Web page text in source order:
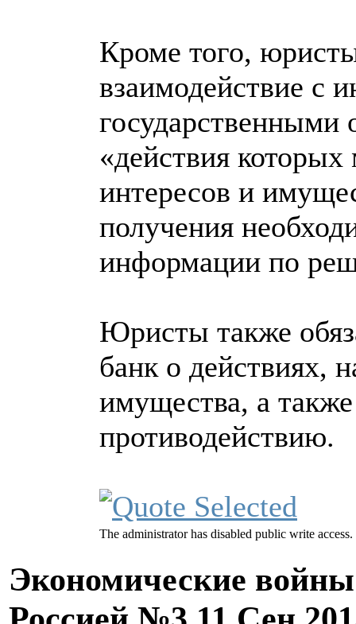
Кроме того,
взаимодействие с
«действия
интересов и
получения
информации по
Юристы также
банк о действиях,
имущества, а
противодействию.
The administrator has disabled public write access.
Экономические